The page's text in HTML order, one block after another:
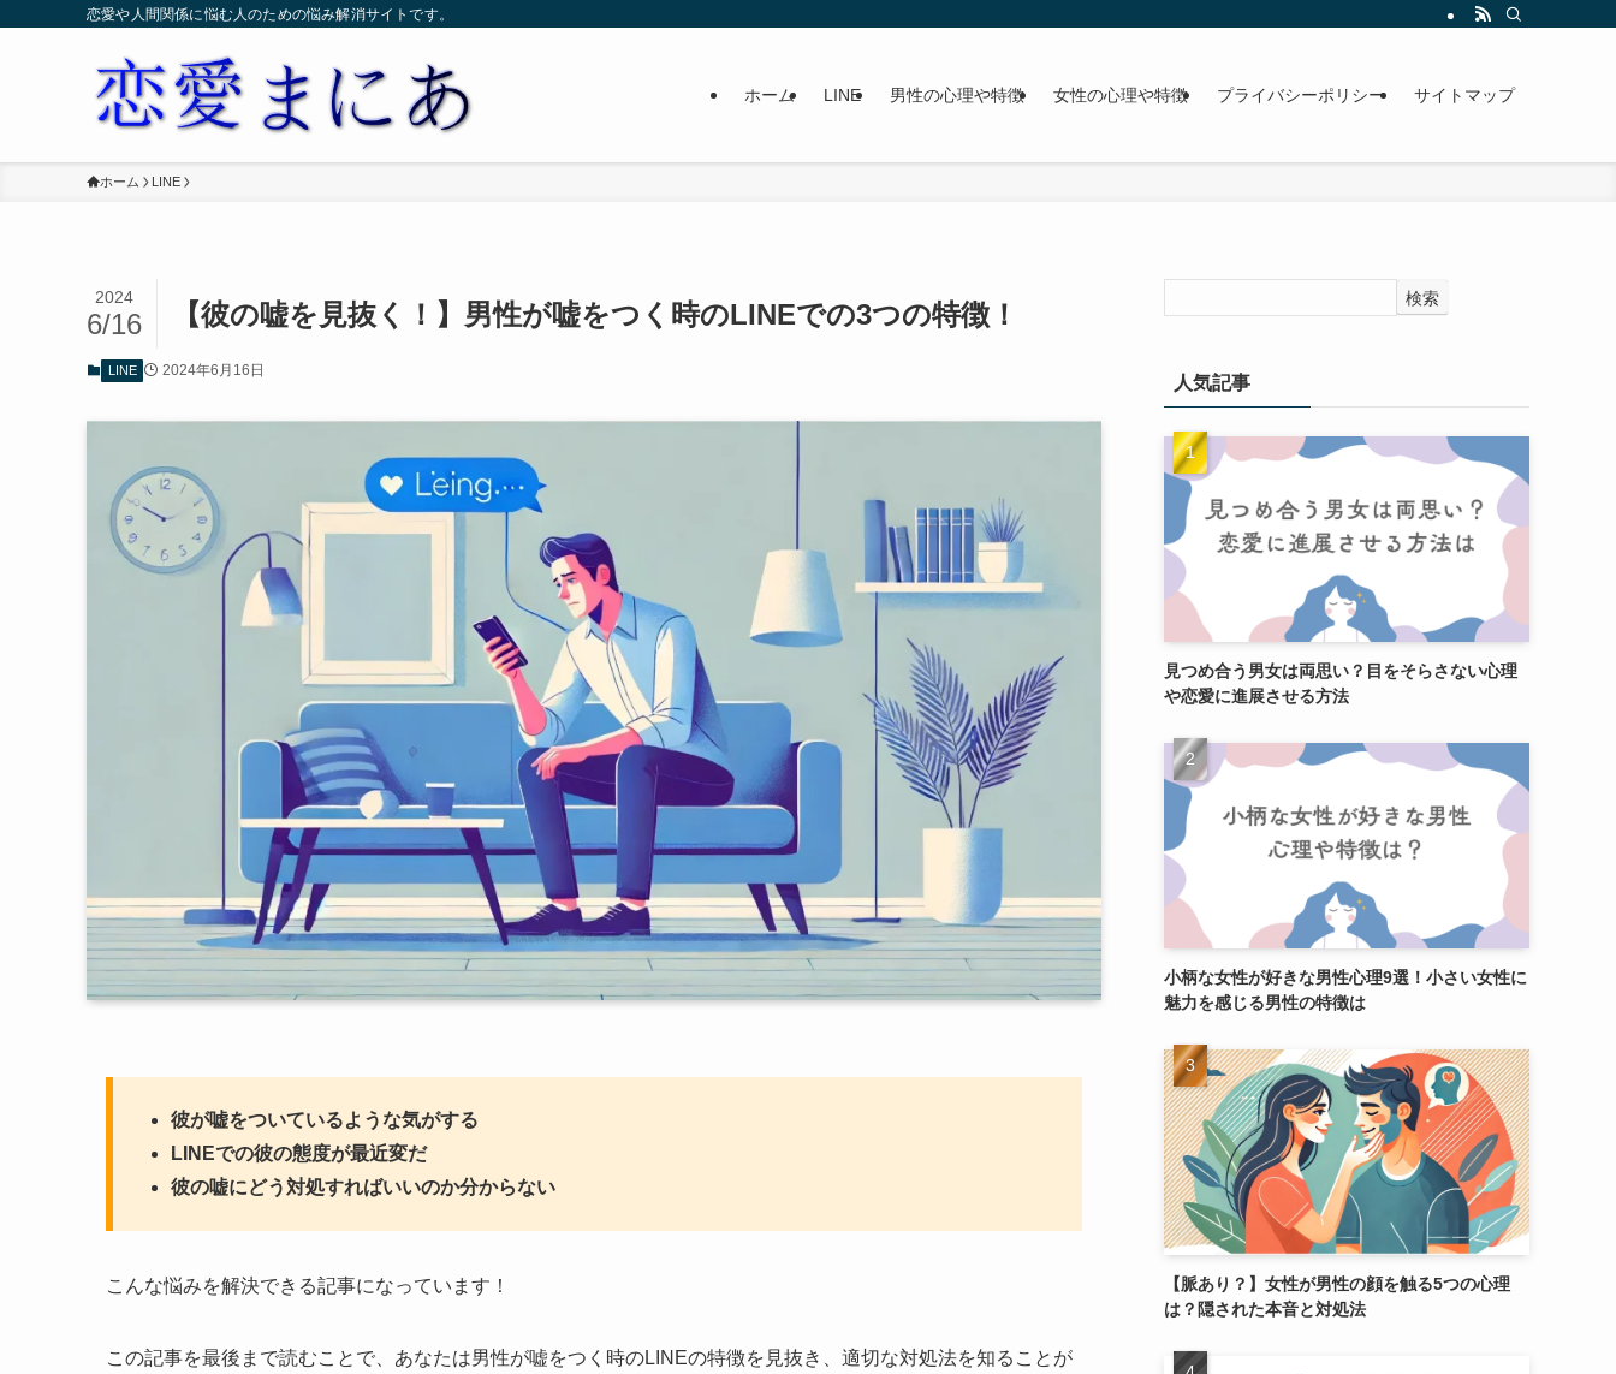
恋愛や人間関係に悩む人のための悩み解消サイトです。
ホーム LINE 男性の心理や特徴 女性の心理や特徴 プライバシーポリシー サイトマップ
ホーム LINE
【彼の嘘を見抜く！】男性が嘘をつく時のLINEでの3つの特徴！
2024
6/16
LINE 2024年6月16日
彼が嘘をついているような気がする
LINEでの彼の態度が最近変だ
彼の嘘にどう対処すればいいのか分からない
こんな悩みを解決できる記事になっています！
この記事を最後まで読むことで、あなたは男性が嘘をつく時のLINEの特徴を見抜き、適切な対処法を知ることが
検索
人気記事
見つめ合う男女は両思い？目をそらさない心理
や恋愛に進展させる方法
小柄な女性が好きな男性心理9選！小さい女性に
魅力を感じる男性の特徴は
【脈あり？】女性が男性の顔を触る5つの心理
は？隠された本音と対処法